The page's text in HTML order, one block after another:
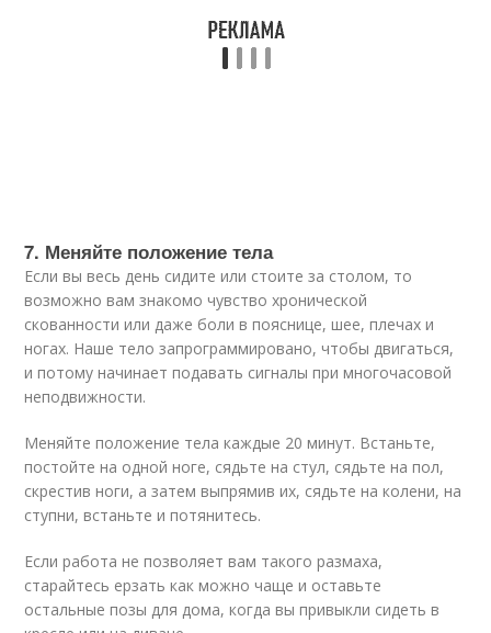
7. Меняйте положение тела
Если вы весь день сидите или стоите за столом, то
возможно вам знакомо чувство хронической
скованности или даже боли в пояснице, шее, плечах и
ногах. Наше тело запрограммировано, чтобы двигаться,
и потому начинает подавать сигналы при многочасовой
неподвижности.
Меняйте положение тела каждые 20 минут. Встаньте,
постойте на одной ноге, сядьте на стул, сядьте на пол,
скрестив ноги, а затем выпрямив их, сядьте на колени, на
ступни, встаньте и потянитесь.
Если работа не позволяет вам такого размаха,
старайтесь ерзать как можно чаще и оставьте
остальные позы для дома, когда вы привыкли сидеть в